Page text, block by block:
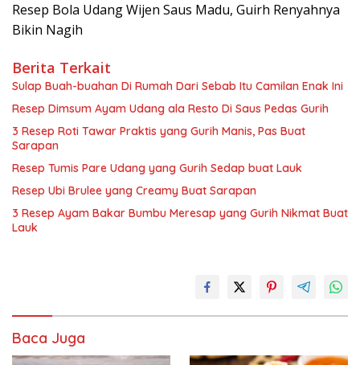
Resep Bola Udang Wijen Saus Madu, Guirh Renyahnya
Bikin Nagih
Berita Terkait
Sulap Buah-buahan Di Rumah Dari Sebab Itu Camilan Enak Ini
Resep Dimsum Ayam Udang ala Resto Di Saus Pedas Gurih
3 Resep Roti Tawar Praktis yang Gurih Manis, Pas Buat
Sarapan
Resep Tumis Pare Udang yang Gurih Sedap buat Lauk
Resep Ubi Brulee yang Creamy Buat Sarapan
3 Resep Ayam Bakar Bumbu Meresap yang Gurih Nikmat Buat
Lauk
Baca Juga